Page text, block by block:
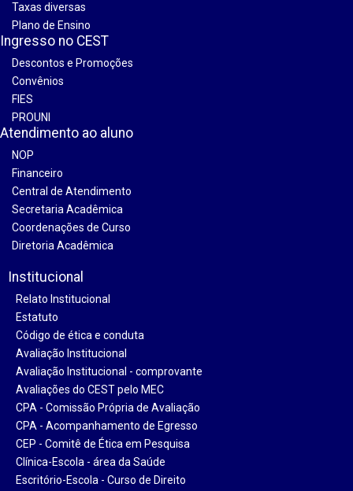
Taxas diversas
Plano de Ensino
Ingresso no CEST
Descontos e Promoções
Convênios
FIES
PROUNI
Atendimento ao aluno
NOP
Financeiro
Central de Atendimento
Secretaria Acadêmica
Coordenações de Curso
Diretoria Acadêmica
Institucional
Relato Institucional
Estatuto
Código de ética e conduta
Avaliação Institucional
Avaliação Institucional - comprovante
Avaliações do CEST pelo MEC
CPA - Comissão Própria de Avaliação
CPA - Acompanhamento de Egresso
CEP - Comitê de Ética em Pesquisa
Clínica-Escola - área da Saúde
Escritório-Escola - Curso de Direito